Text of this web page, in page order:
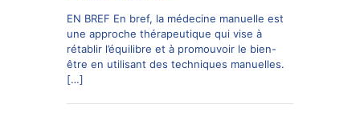
EN BREF En bref, la médecine manuelle est
une approche thérapeutique qui vise à
rétablir l’équilibre et à promouvoir le bien-
être en utilisant des techniques manuelles.
[…]